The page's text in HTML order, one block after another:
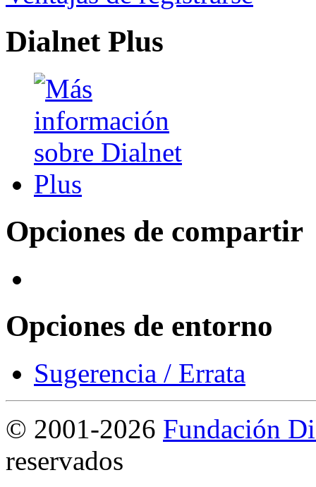
Dialnet Plus
Opciones de compartir
Opciones de entorno
Sugerencia / Errata
© 2001-2026 Fundación
reservados